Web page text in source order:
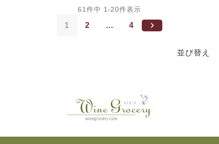
並び替え
61 件中 1 -20件表示
1 2 … 4